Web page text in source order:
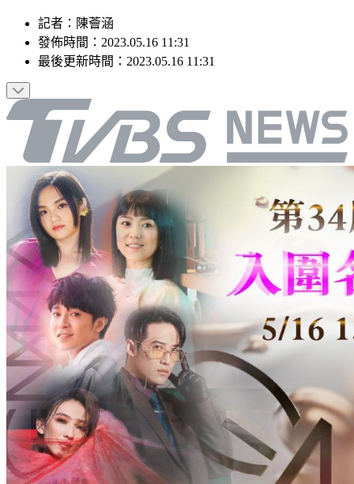
記者 ： 陳薈涵
發佈時間： 2023.05.16 11:31
最後更新時間： 2023.05.16 11:31